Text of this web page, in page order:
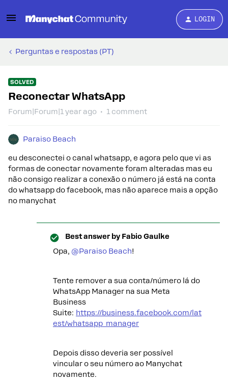
LOGIN
Perguntas e respostas (PT)
SOLVED
Reconectar WhatsApp
Forum|Forum|1 year ago 1 comment
Paraiso Beach
eu desconectei o canal whatsapp, e agora pelo que vi as
formas de conectar novamente foram alteradas mas eu
não consigo realizar a conexão o número já está na conta
do whatsapp do facebook, mas não aparece mais a opção
no manychat
Best answer by Fabio Gaulke
Opa, ​ @Paraiso Beach!
Tente remover a sua conta/número lá do
WhatsApp Manager na sua Meta
Business
Suite: https://business.facebook.com/lat
est/whatsapp_manager
Depois disso deveria ser possível
vincular o seu número ao Manychat
novamente.